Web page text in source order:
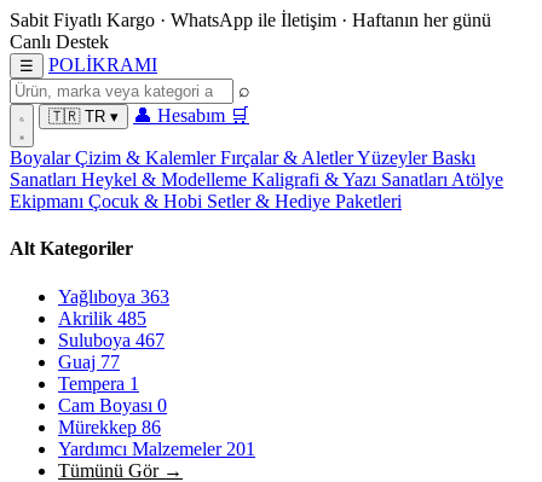
Sabit Fiyatlı Kargo · WhatsApp ile İletişim · Haftanın her günü
Canlı Destek
☰ POLİKRAMI
⌕
🇹🇷 TR ▾ 👤 Hesabım 🛒
BoyalarÇizim & KalemlerFırçalar & AletlerYüzeylerBaskı
Sanatları Heykel & Modelleme Kaligrafi & Yazı Sanatları Atölye
Ekipmanı Çocuk & Hobi Setler & Hediye Paketleri
Alt Kategoriler
Yağlıboya 363
Akrilik 485
Suluboya 467
Guaj 77
Tempera 1
Cam Boyası 0
Mürekkep 86
Yardımcı Malzemeler 201
Tümünü Gör →